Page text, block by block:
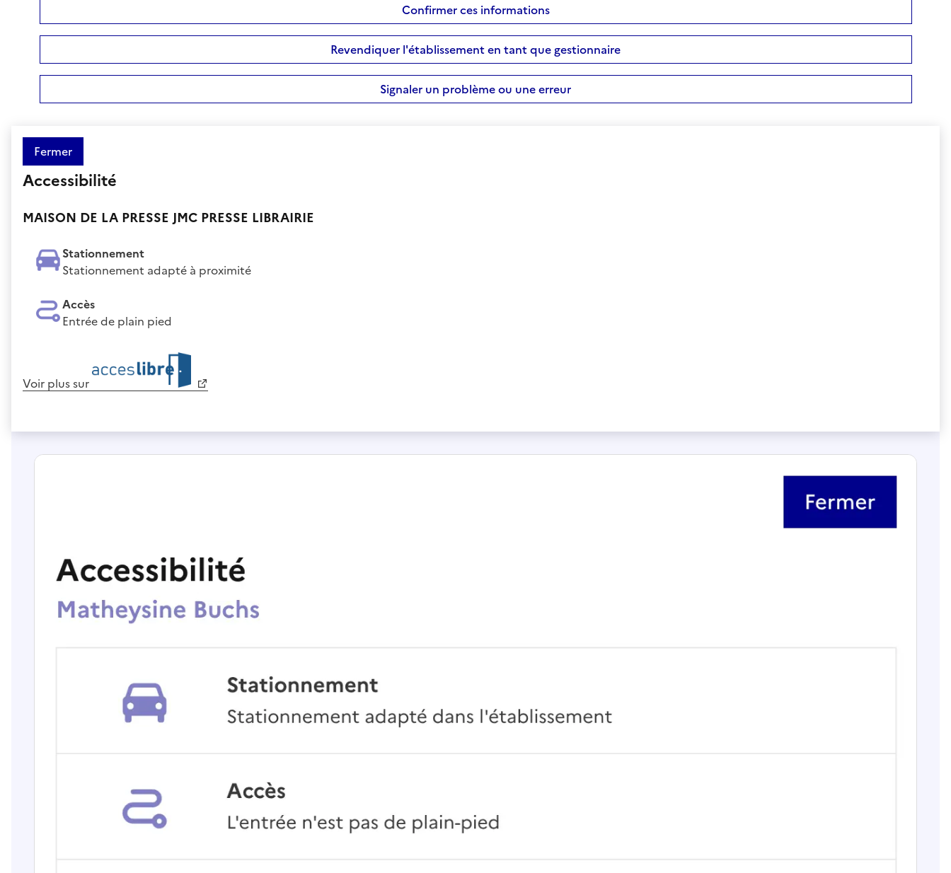
Confirmer ces informations
Revendiquer l'établissement en tant que gestionnaire
Signaler un problème ou une erreur
Fermer
Accessibilité
MAISON DE LA PRESSE JMC PRESSE LIBRAIRIE
Stationnement
Stationnement adapté à proximité
Accès
Entrée de plain pied
Voir plus sur